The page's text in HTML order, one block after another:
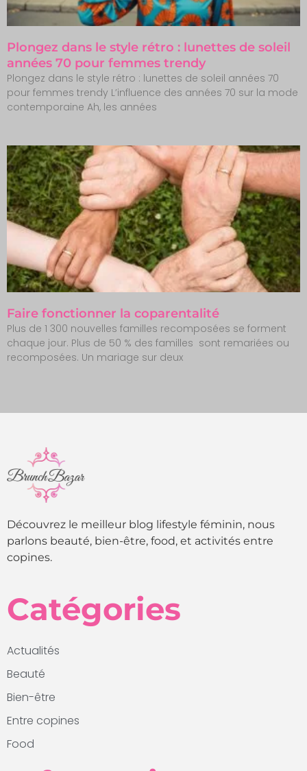
Plongez dans le style rétro : lunettes de soleil
années 70 pour femmes trendy
Plongez dans le style rétro : lunettes de soleil années 70
pour femmes trendy L’influence des années 70 sur la mode
contemporaine Ah, les années
Faire fonctionner la coparentalité
Plus de 1 300 nouvelles familles recomposées se forment
chaque jour. Plus de 50 % des familles sont remariées ou
recomposées. Un mariage sur deux
Découvrez le meilleur blog lifestyle féminin, nous
parlons beauté, bien-être, food, et activités entre
copines.
Catégories
Actualités
Beauté
Bien-être
Entre copines
Food